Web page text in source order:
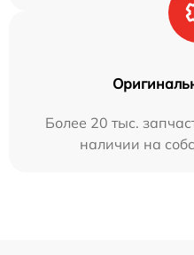
Более 20 тыс.
наличии на